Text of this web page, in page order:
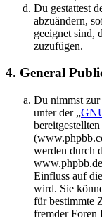
Du gestattest
abzuändern,
geeignet sind,
zuzufügen.
4. General
Du nimmst zur
unter der „
werden durch
Einfluss auf
wird. Sie
für bestimmte
fremder Foren